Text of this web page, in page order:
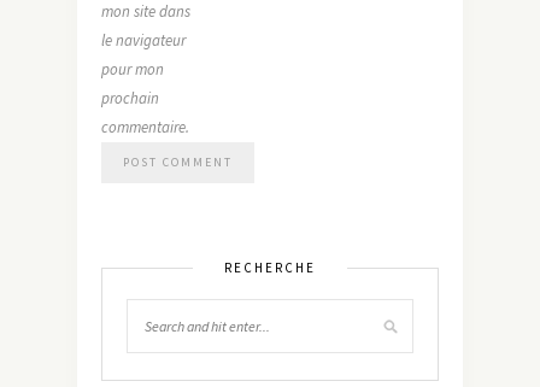
mon site dans
le navigateur
pour mon
prochain
commentaire.
RECHERCHE